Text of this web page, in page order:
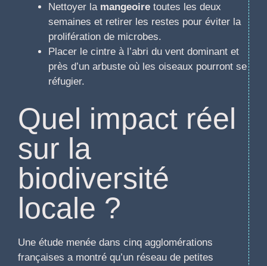
Nettoyer la mangeoire toutes les deux
semaines et retirer les restes pour éviter la
prolifération de microbes.
Placer le cintre à l’abri du vent dominant et
près d’un arbuste où les oiseaux pourront se
réfugier.
Quel impact réel
sur la
biodiversité
locale ?
Une étude menée dans cinq agglomérations
françaises a montré qu’un réseau de petites